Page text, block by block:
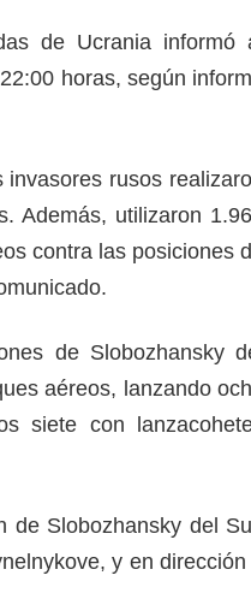
de Ucrania informó
horas, según
rusos
Además, utilizaron
contra las posiciones
de Slobozhansky
aéreos, lanzando
siete con
de Slobozhansky del
y en dirección